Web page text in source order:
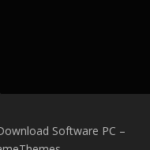
Software PC –